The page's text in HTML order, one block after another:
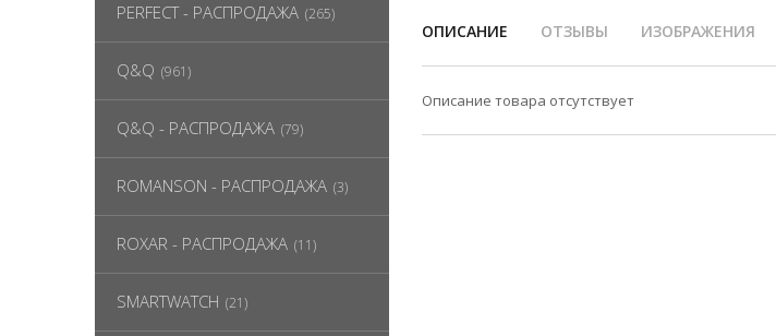
ОПИСАНИЕ ОТЗЫВЫ ИЗОБРАЖЕНИЯ
Описание товара отсутствует
PERFECT - РАСПРОДАЖА (265)
Q&Q (961)
Q&Q - РАСПРОДАЖА (79)
ROMANSON - РАСПРОДАЖА (3)
ROXAR - РАСПРОДАЖА (11)
SMARTWATCH (21)